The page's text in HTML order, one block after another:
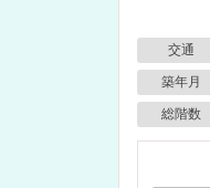
交通
築年月
総階数